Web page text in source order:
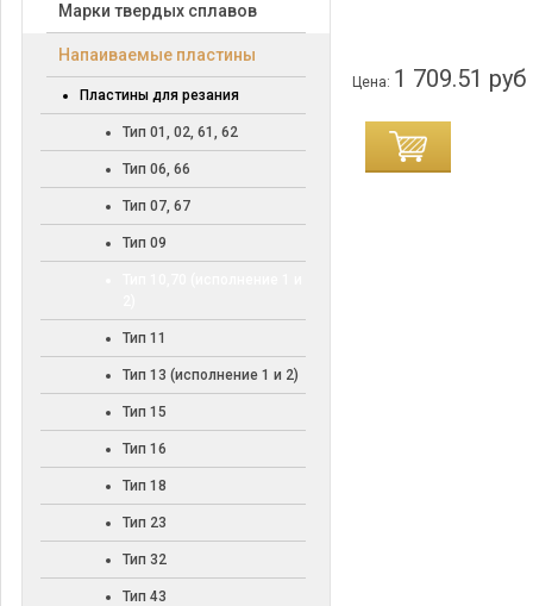
Марки твердых сплавов
Напаиваемые пластины
Пластины для резания
Тип 01, 02, 61, 62
Тип 06, 66
Тип 07, 67
Тип 09
Тип 11
Тип 13 (исполнение 1 и 2)
Тип 15
Тип 16
Тип 18
Тип 23
Тип 32
Тип 43
Цена: 1 709.51 руб